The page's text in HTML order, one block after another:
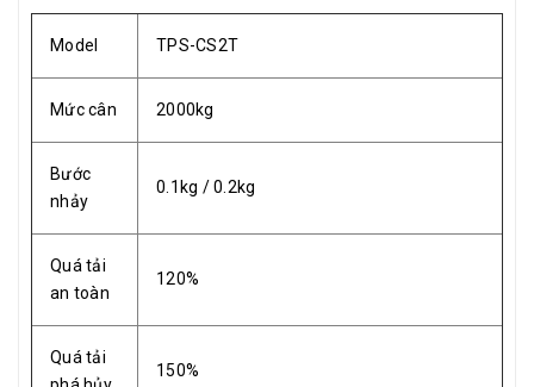
Model TPS-CS2T
Mức cân 2000kg
Bước
nhảy
0.1kg / 0.2kg
Quá tải
an toàn
120%
Quá tải
150%